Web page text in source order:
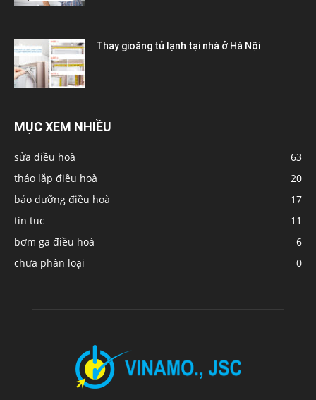
Thay gioăng tủ lạnh tại nhà ở Hà Nội
MỤC XEM NHIỀU
sửa điều hoà
63
tháo lắp điều hoà
20
bảo dưỡng điều hoà
17
tin tuc
11
bơm ga điều hoà
6
chưa phân loại
0